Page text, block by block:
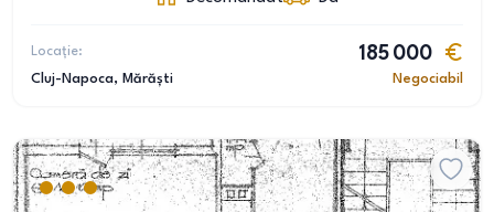
Locație:
Cluj-Napoca, Mărăști
185 000
Negociabil